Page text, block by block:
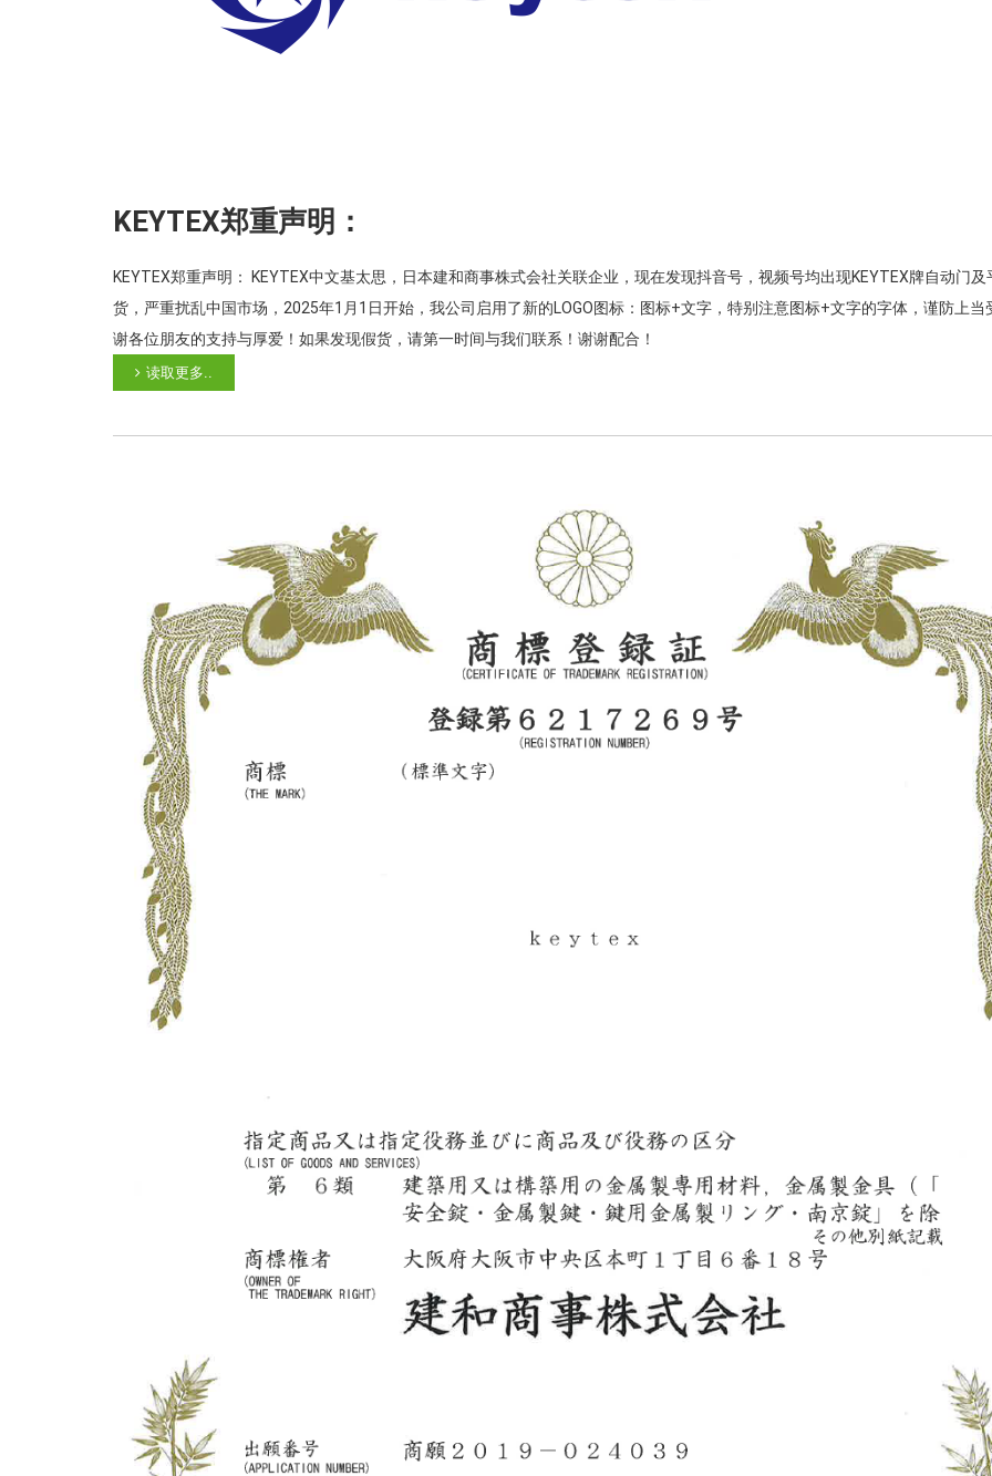
KEYTEX郑重声明：
KEYTEX郑重声明： KEYTEX中文基太思，日本建和商事株式会社关联企业，现在发现抖音号，视频号均出现KEYTEX牌自动门及
货，严重扰乱中国市场，2025年1月1日开始，我公司启用了新的LOGO图标：图标+文字，特别注意图标+文字的字体，谨防上当
谢各位朋友的支持与厚爱！如果发现假货，请第一时间与我们联系！谢谢配合！
读取更多..